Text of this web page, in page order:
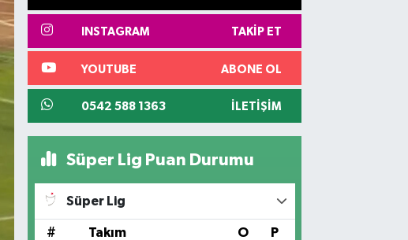
INSTAGRAM TAKIP ET
YOUTUBE ABONE OL
0542 588 1363 İLETIŞIM
Süper Lig Puan Durumu
Süper Lig
# Takım O P